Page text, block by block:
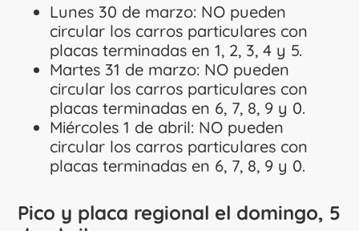
Lunes 30 de marzo: NO pueden
circular los carros particulares con
placas terminadas en 1, 2, 3, 4 y 5.
Martes 31 de marzo: NO pueden
circular los carros particulares con
placas terminadas en 6, 7, 8, 9 y 0.
Miércoles 1 de abril: NO pueden
circular los carros particulares con
placas terminadas en 6, 7, 8, 9 y 0.
Pico y placa regional el domingo, 5